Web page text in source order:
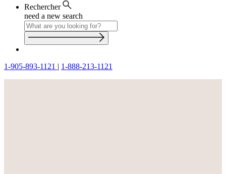
Rechercher
need a new search
1-905-893-1121 | 1-888-213-1121